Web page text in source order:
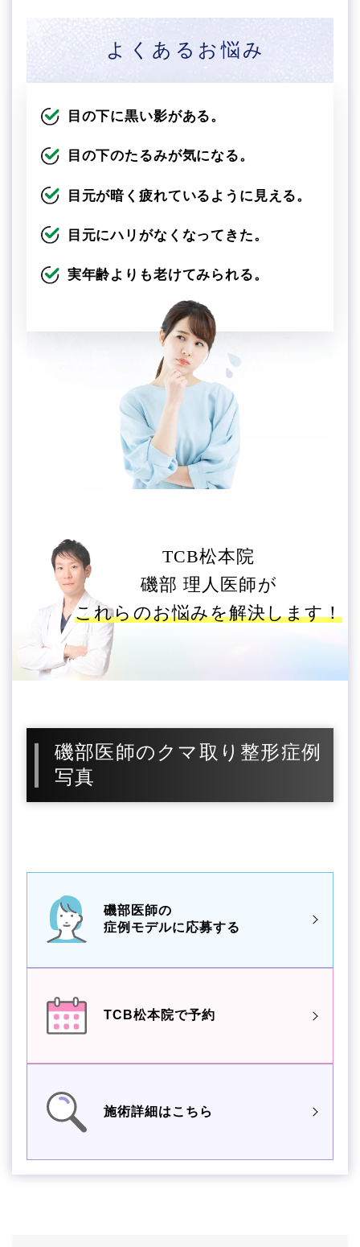
よくあるお悩み
目の下に黒い影がある。
目の下のたるみが気になる。
目元が暗く疲れているように見える。
目元にハリがなくなってきた。
実年齢よりも老けてみられる。
TCB松本院
磯部 理人医師が
これらのお悩みを解決します！
磯部医師のクマ取り整形症例
写真
磯部医師の
症例モデルに応募する
TCB松本院で予約
施術詳細はこちら